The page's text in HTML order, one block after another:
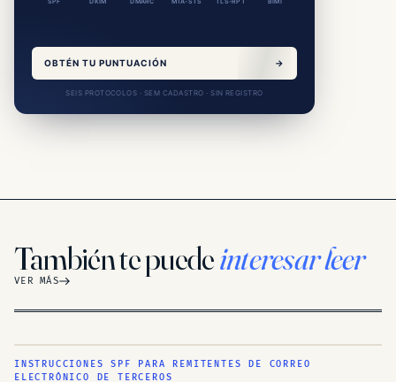
OBTÉN TU PUNTUACIÓN →
SEIS PROTOCOLOS · SEM CADASTRO · SIN REGISTRO
También te puedeinteresar leer
VER MÁS
INSTRUCCIONES SPF PARA REMITENTES DE CORREO
ELECTRÓNICO DE TERCEROS